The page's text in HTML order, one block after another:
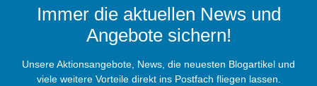
Immer die aktuellen News und
Angebote sichern!
Unsere Aktionsangebote, News, die neuesten Blogartikel und
viele weitere Vorteile direkt ins Postfach fliegen lassen.